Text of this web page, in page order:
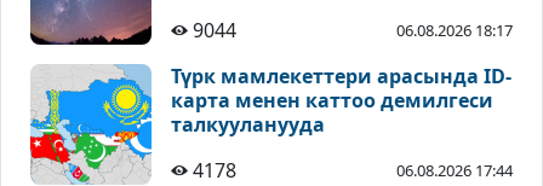
9044
06.08.2026 18:17
Түрк мамлекеттери арасында ID-
карта менен каттоо демилгеси
талкууланууда
4178
06.08.2026 17:44